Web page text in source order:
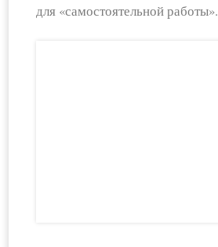
для «самостоятельной работы».